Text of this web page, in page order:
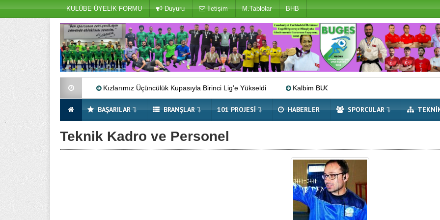
KULÜBE ÜYELİK FORMU Duyuru İletişim M.Tablolar BHB
Kızlarımız Üçüncülük Kupasıyla Birinci Lig’e Yükseldi Kalbim BUGES’te Seslendirme Dönemi Sona Erdi
BAŞARILAR BRANŞLAR 101 PROJESI HABERLER SPORCULAR
Teknik Kadro ve Personel